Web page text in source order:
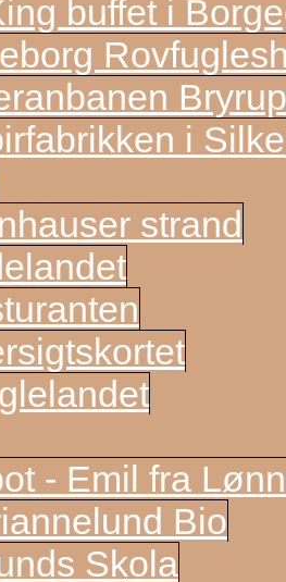
buffet i
i
strand
- Emil fra
Bio
Skola